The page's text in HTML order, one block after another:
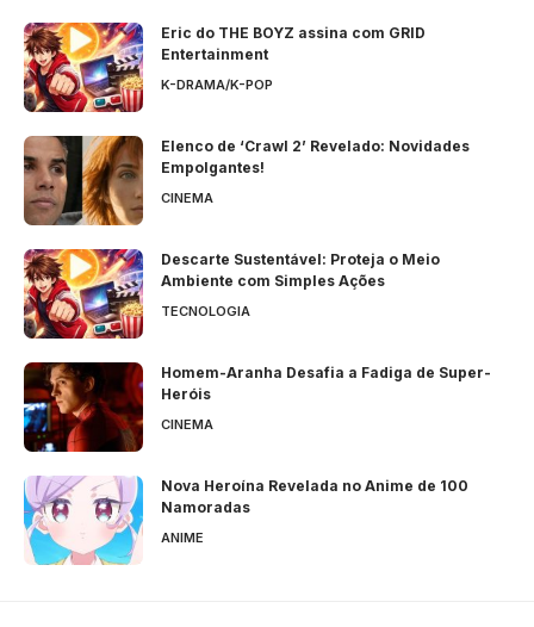
Eric do THE BOYZ assina com GRID
Entertainment
K-DRAMA/K-POP
Elenco de ‘Crawl 2’ Revelado: Novidades
Empolgantes!
CINEMA
Descarte Sustentável: Proteja o Meio
Ambiente com Simples Ações
TECNOLOGIA
Homem-Aranha Desafia a Fadiga de Super-
Heróis
CINEMA
Nova Heroína Revelada no Anime de 100
Namoradas
ANIME